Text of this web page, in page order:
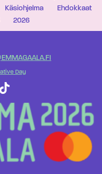
Käsiohjelma
Ehdokkaat
2026
Day